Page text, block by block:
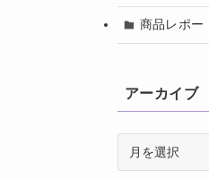
商品レポー
アーカイブ